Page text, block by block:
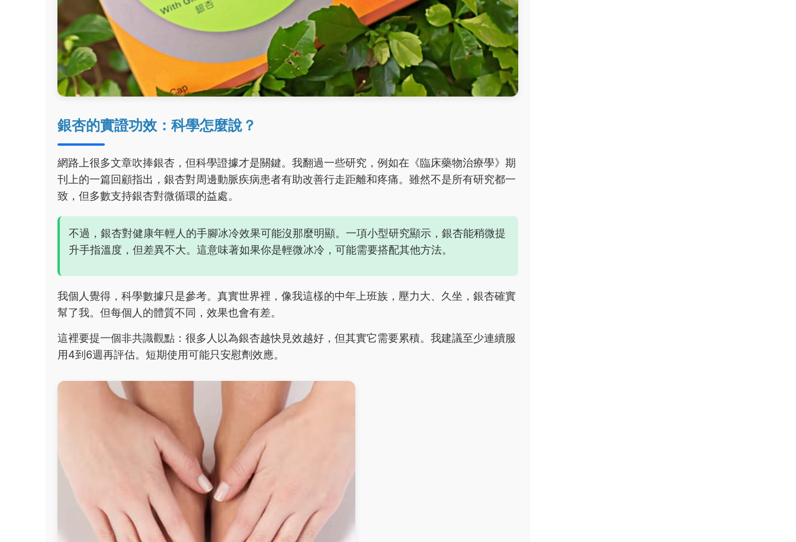
銀杏的實證功效：科學怎麼說？
網路上很多文章吹捧銀杏，但科學證據才是關鍵。我翻過一些研究，例如在《臨床藥物治療學》期
刊上的一篇回顧指出，銀杏對周邊動脈疾病患者有助改善行走距離和疼痛。雖然不是所有研究都一
致，但多數支持銀杏對微循環的益處。
不過，銀杏對健康年輕人的手腳冰冷效果可能沒那麼明顯。一項小型研究顯示，銀杏能稍微提
升手指溫度，但差異不大。這意味著如果你是輕微冰冷，可能需要搭配其他方法。
我個人覺得，科學數據只是參考。真實世界裡，像我這樣的中年上班族，壓力大、久坐，銀杏確實
幫了我。但每個人的體質不同，效果也會有差。
這裡要提一個非共識觀點：很多人以為銀杏越快見效越好，但其實它需要累積。我建議至少連續服
用4到6週再評估。短期使用可能只安慰劑效應。